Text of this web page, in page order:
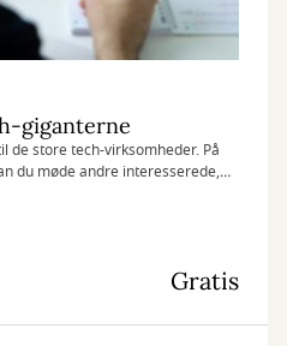
giganterne
de store tech-virksomheder. På
du møde andre interesserede,
europæiske alternativer til
Gratis